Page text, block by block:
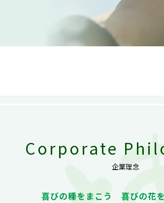
Corporate
企業理念
喜びの種をまこう 喜びの花